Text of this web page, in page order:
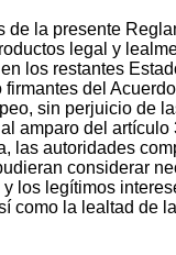
de la presente
legal y
los restantes
firmantes del
sin perjuicio de
amparo del artículo
las autoridades
considerar
los legítimos
como la lealtad de